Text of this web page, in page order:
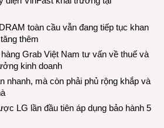
toàn cầu vẫn đang tiếp tục khan
thêm
Grab Việt Nam tư vấn về thuế và
kinh doanh
nhanh, mà còn phải phủ rộng khắp và
LG lần đầu tiên áp dụng bảo hành 5